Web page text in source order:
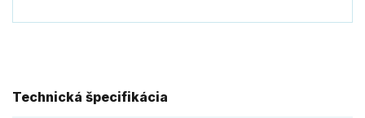
Technická špecifikácia